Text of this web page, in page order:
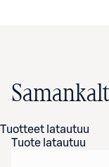
Tuotteet latautuu
Tuote latautuu